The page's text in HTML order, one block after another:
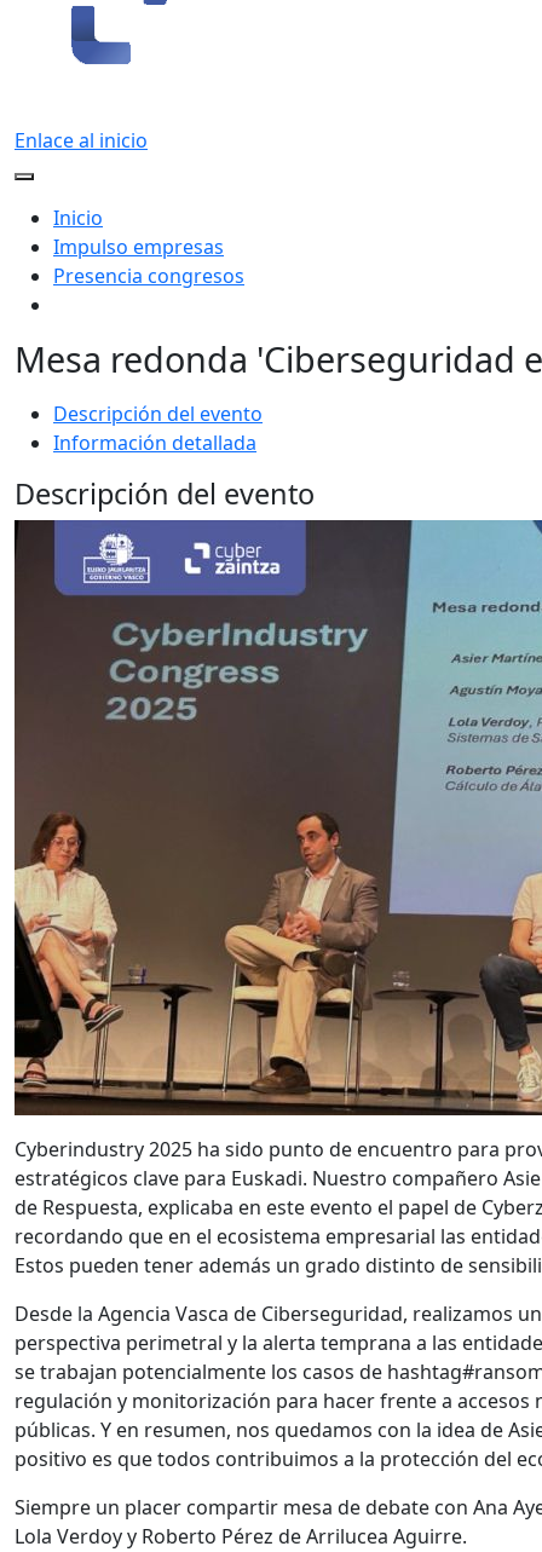
Enlace al inicio
Inicio
Impulso empresas
Presencia congresos
Mesa redonda 'Ciberseguridad
Descripción del evento
Información detallada
Descripción del evento
Cyberindustry 2025 ha sido punto de encuentro para
estratégicos clave para Euskadi. Nuestro compañero
de Respuesta, explicaba en este evento el papel de
recordando que en el ecosistema empresarial las
Estos pueden tener además un grado distinto de
Desde la Agencia Vasca de Ciberseguridad, realizamos
perspectiva perimetral y la alerta temprana a las
se trabajan potencialmente los casos de
regulación y monitorización para hacer frente a
públicas. Y en resumen, nos quedamos con la idea de
positivo es que todos contribuimos a la protección del
Siempre un placer compartir mesa de debate con Ana
Lola Verdoy y Roberto Pérez de Arrilucea Aguirre.